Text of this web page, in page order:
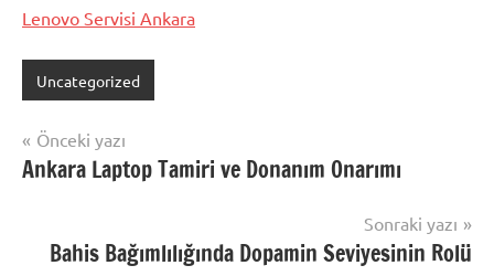
Lenovo Servisi Ankara
Uncategorized
Yazı
gezinmesi
Önceki yazı
Ankara Laptop Tamiri ve Donanım Onarımı
Sonraki yazı
Bahis Bağımlılığında Dopamin Seviyesinin Rolü